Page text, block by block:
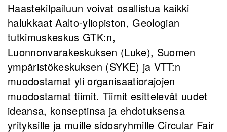
Haastekilpailuun voivat osallistua kaikki
halukkaat Aalto-yliopiston, Geologian
tutkimuskeskus GTK:n,
Luonnonvarakeskuksen (Luke), Suomen
ympäristökeskuksen (SYKE) ja VTT:n
muodostamat yli organisaatiorajojen
muodostamat tiimit. Tiimit esittelevät uudet
ideansa, konseptinsa ja ehdotuksensa
yrityksille ja muille sidosryhmille Circular Fair